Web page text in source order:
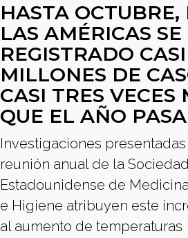
HASTA OCTUBRE,
LAS AMÉRICAS
REGISTRADO CASI
MILLONES DE
CASI TRES VECES
QUE EL AÑO
Investigaciones
reunión anual de la Sociedad
Estadounidense de
e Higiene atribuyen este
al aumento de temperaturas